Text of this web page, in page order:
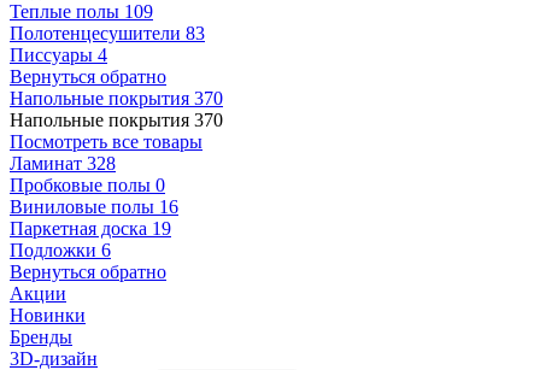
Теплые полы 109
Полотенцесушители 83
Писсуары 4
Вернуться обратно
Напольные покрытия 370
Напольные покрытия 370
Посмотреть все товары
Ламинат 328
Пробковые полы 0
Виниловые полы 16
Паркетная доска 19
Подложки 6
Вернуться обратно
Акции
Новинки
Бренды
3D-дизайн